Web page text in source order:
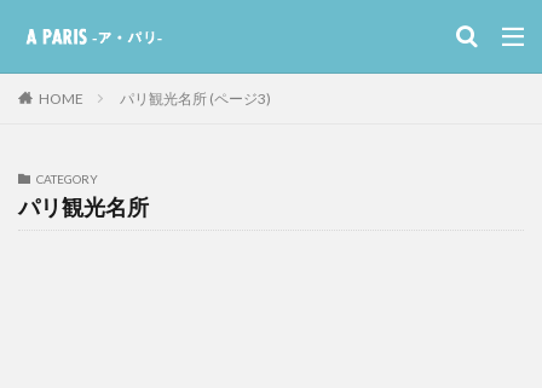
HOME パリ観光名所 (ページ3)
CATEGORY
パリ観光名所